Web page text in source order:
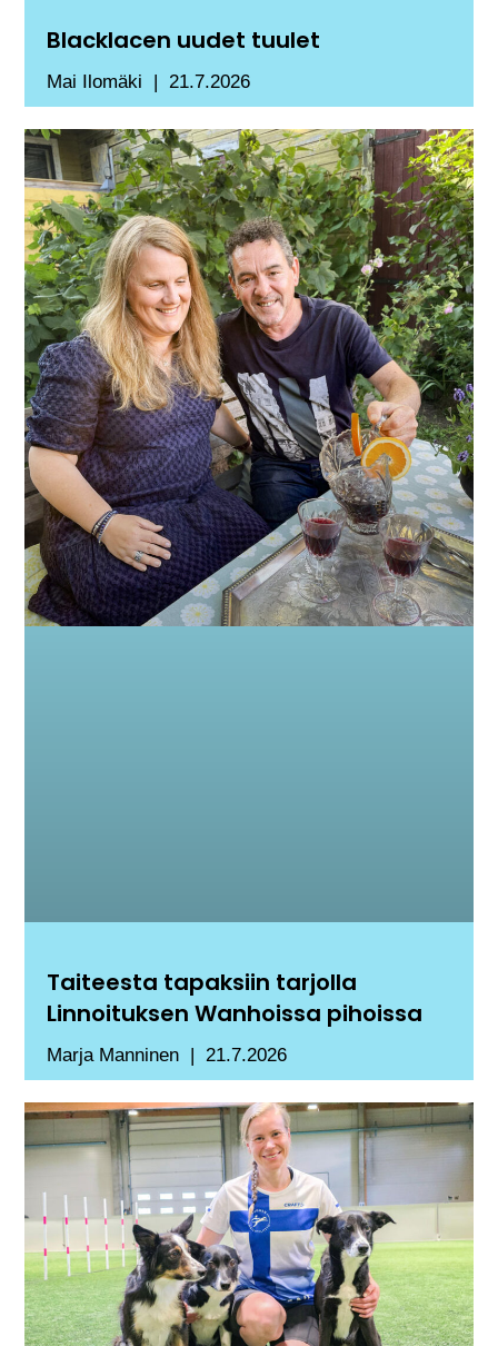
Blacklacen uudet tuulet
Mai Ilomäki 21.7.2026
Taiteesta tapaksiin tarjolla
Linnoituksen Wanhoissa pihoissa
Marja Manninen 21.7.2026